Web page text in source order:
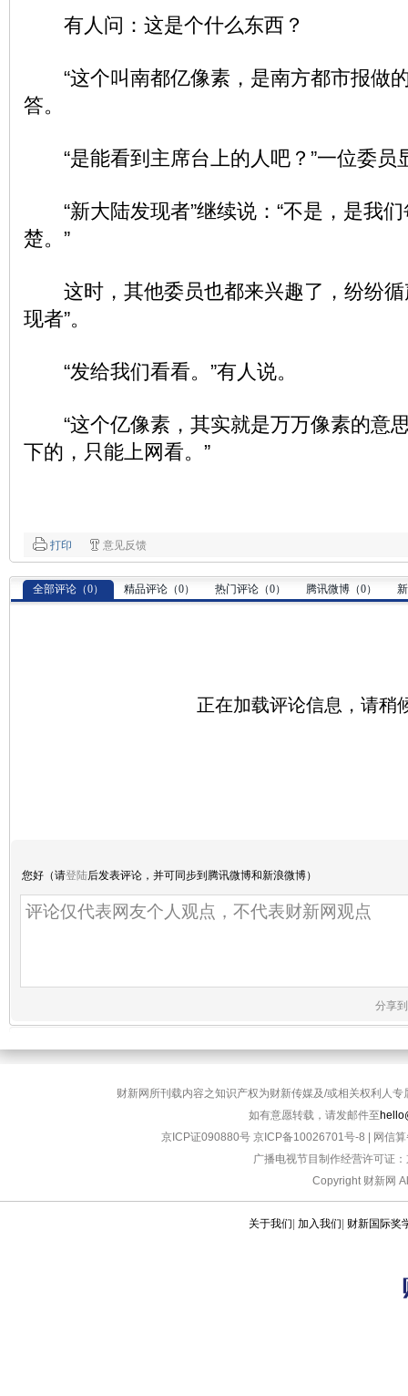
有人问：这是个什么东西？
“这个叫南都亿像素，是南方都市报做的
答。
“是能看到主席台上的人吧？”一位委员
“新大陆发现者”继续说：“不是，是我们
楚。”
这时，其他委员也都来兴趣了，纷纷循
现者”。
“发给我们看看。”有人说。
“这个亿像素，其实就是万万像素的意
下的，只能上网看。”
打印 意见反馈
全部评论（0） 精品评论（0） 热门评论（0） 腾讯微博（0）
正在加载评论信息，请稍
您好（请登陆后发表评论，并可同步到腾讯微博和新浪微博）
分享
财新网所刊载内容之知识产权为财新传媒及/或相关权利人
如有意愿转载，请发邮件至
京ICP证090880号 京ICP备10026701号-8
网信
广播电视节目制作经营许可证
Copyright 财新网
关于我们 加入我们 财新国际奖